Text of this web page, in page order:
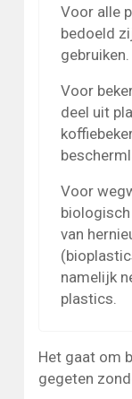
Voor alle
bedoeld
gebruiken.
Voor
deel uit
Voor
van
namelijk
plastics.
Het gaat om
gegeten